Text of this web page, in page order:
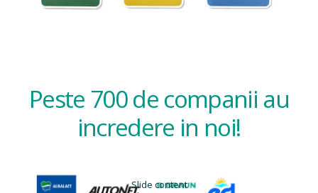
Peste 700 de companii au
incredere in noi!
Slide content